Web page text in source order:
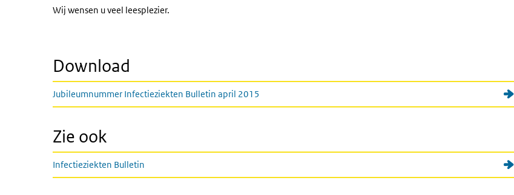
Wij wensen u veel leesplezier.
Download
Jubileumnummer Infectieziekten Bulletin april 2015
Zie ook
Infectieziekten Bulletin